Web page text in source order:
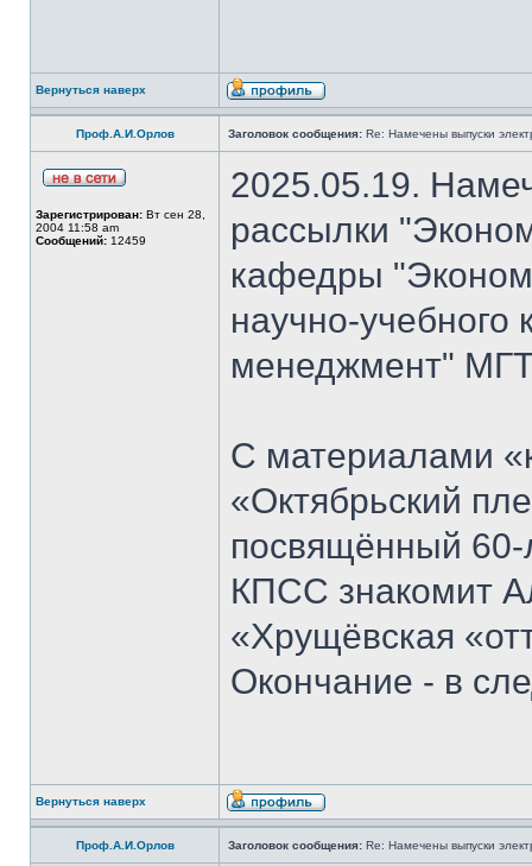
Вернуться наверх
Проф.А.И.Орлов Заголовок сообщения: Re: Намечены выпуски
Зарегистрирован: Вт сен 28,
2004 11:58 am
Сообщений: 12459
2025.05.19.
рассылки
кафедры
научно-
менеджмент"
С материалами
«Октябрьский
посвящённый 60-
КПСС знакомит
«Хрущёвская
Окончание - в
Вернуться наверх
Проф.А.И.Орлов Заголовок сообщения: Re: Намечены выпуски